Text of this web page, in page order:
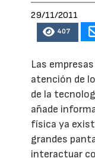
29/11/2011
407
Las empresas
atención de
de la
añade
física ya
grandes
interactuar